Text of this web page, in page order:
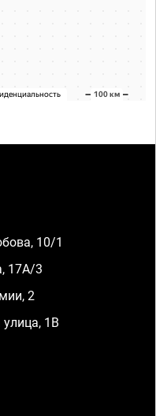
10/1
17А/3
2
1В